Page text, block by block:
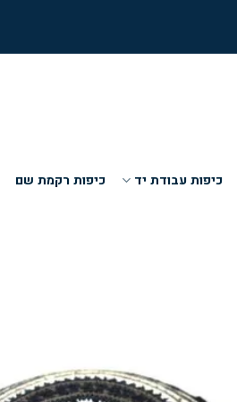
כיפות עבודת יד כיפות רקמת שם